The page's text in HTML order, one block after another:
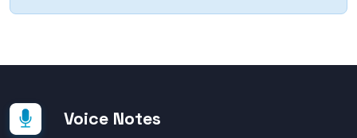
Voice Notes